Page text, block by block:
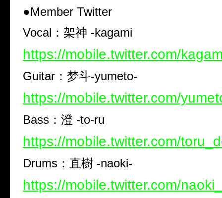
●Member Twitter
Vocal：架神 -kagami
https://mobile.twitter.com/
Guitar：梦斗-yumeto-
https://mobile.twitter.com/
Bass：澄 -to-ru
https://mobile.twitter.com/
Drums：直樹 -naoki-
https://mobile.twitter.com/